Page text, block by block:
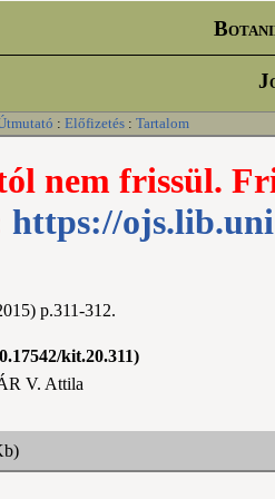
: Előfizetés : Tartalom
nem frissül.
https://
p.311-312.
kit.20.311)
V. Attila